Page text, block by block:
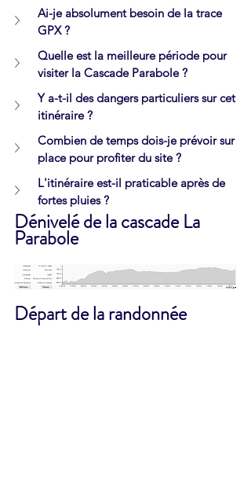
Ai-je absolument besoin de la trace
GPX ?
Quelle est la meilleure période pour
visiter la Cascade Parabole ?
Y a-t-il des dangers particuliers sur cet
itinéraire ?
Combien de temps dois-je prévoir sur
place pour profiter du site ?
L'itinéraire est-il praticable après de
fortes pluies ?
Dénivelé de la cascade La
Parabole
Départ de la randonnée